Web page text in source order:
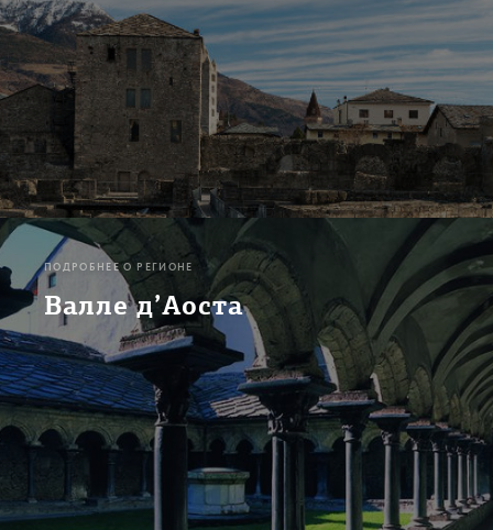
ПОДРОБНЕЕ О РЕГИОНЕ
Валле д’Аоста